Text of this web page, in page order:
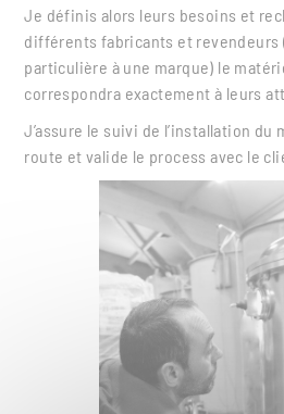
Je définis alors leurs besoins et
différents fabricants et revendeurs
particulière à une marque) le
correspondra exactement à leurs
J’assure le suivi de l’installation du
route et valide le process avec le